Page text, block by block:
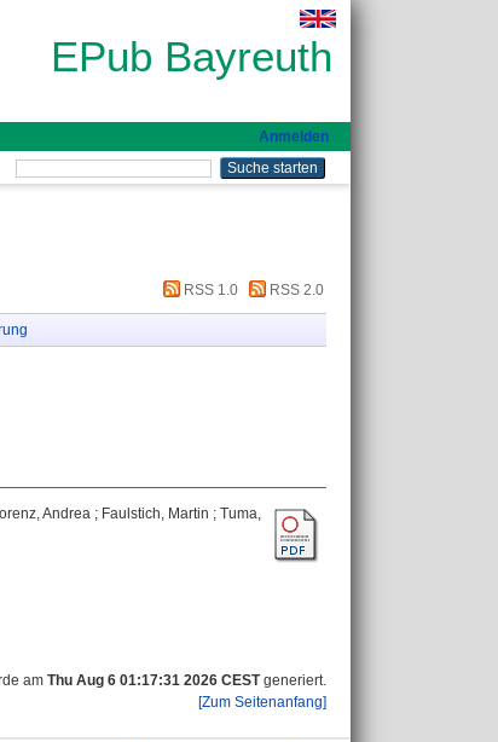
EPub Bayreuth
Anmelden
RSS 1.0 RSS 2.0
Andrea ; Faulstich, Martin ; Tuma,
am Thu Aug 6 01:17:31 2026 CESTgeneriert.
[Zum Seitenanfang]